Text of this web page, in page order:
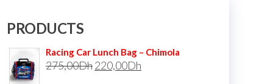
PRODUCTS
Racing Car Lunch Bag – Chimola
275,00Dh220,00Dh